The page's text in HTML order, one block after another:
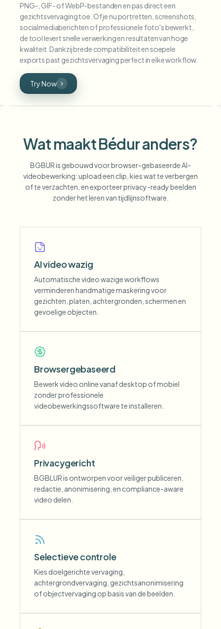
PNG-, GIF- of WebP-bestanden en pas direct een
gezichtsvervaging toe. Of je nu portretten, screenshots,
socialmediaberichten of professionele foto's bewerkt,
de tool levert snelle verwerking en resultaten van hoge
kwaliteit. Dankzij brede compatibiliteit en soepele
exports past gezichtsvervaging perfect in elke workflow.
Try Now
Wat maakt Bédur anders?
BGBUR is gebouwd voor browser-gebaseerde AI-
videobewerking: upload een clip, kies wat te verbergen
of te verzachten, en exporteer privacy-ready beelden
zonder het leren van tijdlijnsoftware.
AI video wazig
Automatische video wazige workflows
verminderen handmatige maskering voor
gezichten, platen, achtergronden, schermen en
gevoelige objecten.
Browsergebaseerd
Bewerk video online vanaf desktop of mobiel
zonder professionele
videobewerkingssoftware te installeren.
Privacygericht
BGBLUR is ontworpen voor veiliger publiceren,
redactie, anonimisering, en compliance-aware
video delen.
Selectieve controle
Kies doelgerichte vervaging,
achtergrondvervaging, gezichtsanonimisering
of objectvervaging op basis van de beelden.